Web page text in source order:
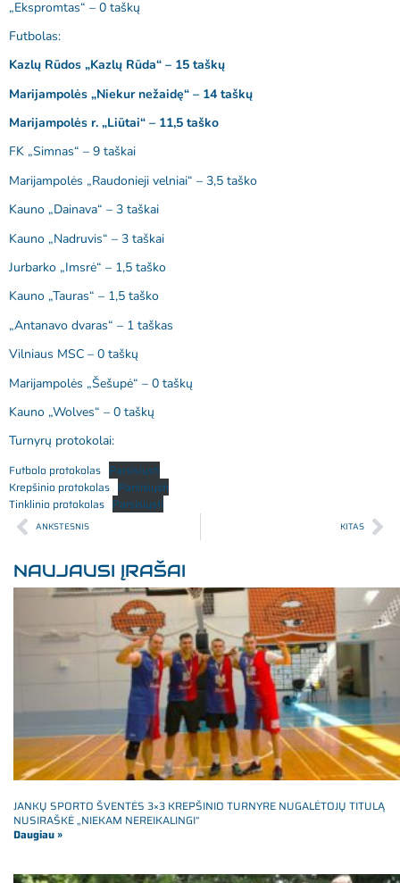
„Ekspromtas“ – 0 taškų
Futbolas:
Kazlų Rūdos „Kazlų Rūda“ – 15 taškų
Marijampolės „Niekur nežaidę“ – 14 taškų
Marijampolės r. „Liūtai“ – 11,5 taško
FK „Simnas“ – 9 taškai
Marijampolės „Raudonieji velniai“ – 3,5 taško
Kauno „Dainava“ – 3 taškai
Kauno „Nadruvis“ – 3 taškai
Jurbarko „Imsrė“ – 1,5 taško
Kauno „Tauras“ – 1,5 taško
„Antanavo dvaras“ – 1 taškas
Vilniaus MSC – 0 taškų
Marijampolės „Šešupė“ – 0 taškų
Kauno „Wolves“ – 0 taškų
Turnyrų protokolai:
Futbolo protokolas Parsisiųsti
Krepšinio protokolas Parsisiųsti
Tinklinio protokolas Parsisiųsti
ANKSTESNIS KITAS
NAUJAUSI ĮRAŠAI
JANKŲ SPORTO ŠVENTĖS 3×3 KREPŠINIO TURNYRE NUGALĖTOJŲ TITULĄ
NUSIRAŠKĖ „NIEKAM NEREIKALINGI“
Daugiau »